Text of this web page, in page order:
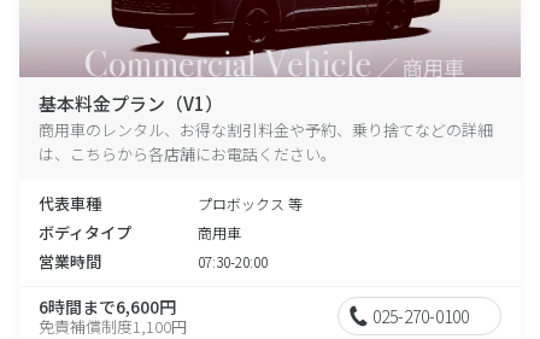
基本料金プラン（V1）
商用車のレンタル、お得な割引料金や予約、乗り捨てなどの詳細
は、こちらから各店舗にお電話ください。
代表車種 プロボックス 等
ボディタイプ 商用車
営業時間 07:30-20:00
6時間まで6,600円
免責補償制度1,100円 025-270-0100